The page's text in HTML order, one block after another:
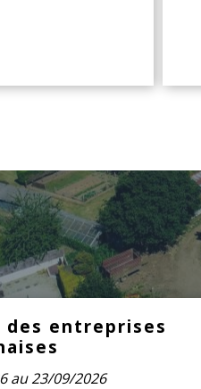
des entreprises
au 23/09/2026